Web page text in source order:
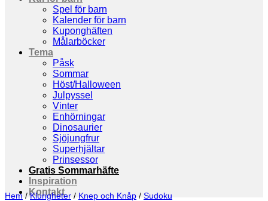
Spel för barn
Kalender för barn
Kuponghäften
Målarböcker
Tema
Påsk
Sommar
Höst/Halloween
Julpyssel
Vinter
Enhörningar
Dinosaurier
Sjöjungfrur
Superhjältar
Prinsessor
Gratis Sommarhäfte
Inspiration
Kontakt
Hem / Klurigheter / Knep och Knåp / Sudoku